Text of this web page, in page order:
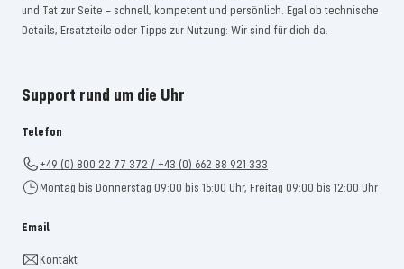
und Tat zur Seite – schnell, kompetent und persönlich. Egal ob technische
Details, Ersatzteile oder Tipps zur Nutzung: Wir sind für dich da.
Support rund um die Uhr
Telefon
+49 (0) 800 22 77 372 / +43 (0) 662 88 921 333
Montag bis Donnerstag 09:00 bis 15:00 Uhr, Freitag 09:00 bis 12:00 Uhr
Email
Kontakt